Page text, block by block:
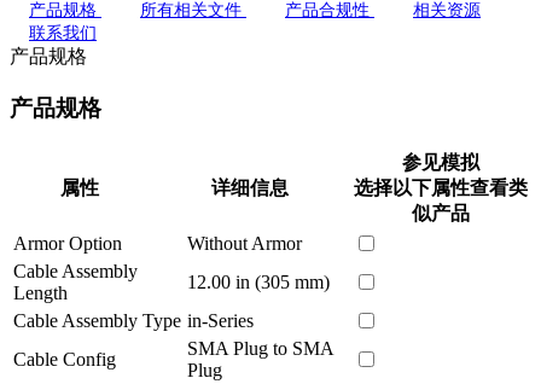
产品规格 所有相关文件 产品合规性
相关资源
联系我们
产品规格
产品规格
属性 详细信息
参见模拟
选择以下属性查看类
似产品
Armor Option
Without Armor
Cable Assembly
Length
12.00 in (305 mm)
Cable Assembly Type in-Series
Cable Config
SMA Plug to SMA
Plug